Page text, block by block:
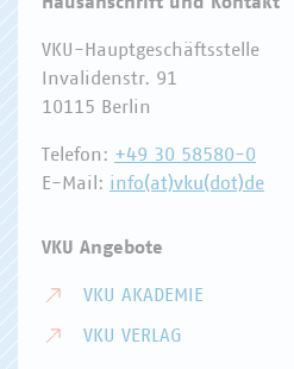
VKU-Hauptgeschäftsstelle
Invalidenstr. 91
10115 Berlin
Telefon: +49 30 58580-0
E-Mail: info(at)vku(dot)de
VKU Angebote
VKU AKADEMIE
VKU VERLAG